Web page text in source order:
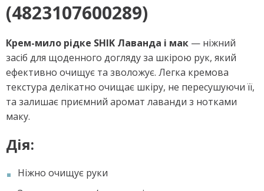
(4823107600289)
Крем-мило рідке SHIK Лаванда і мак — ніжний
засіб для щоденного догляду за шкірою рук, який
ефективно очищує та зволожує. Легка кремова
текстура делікатно очищає шкіру, не пересушуючи її,
та залишає приємний аромат лаванди з нотками
маку.
Дія:
Ніжно очищує руки